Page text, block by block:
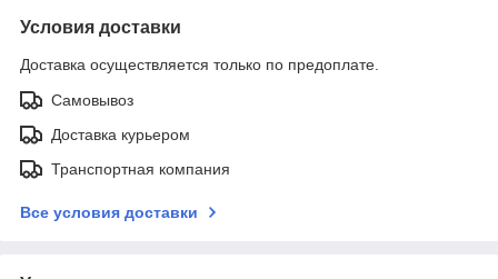
Условия доставки
Доставка осуществляется только по предоплате.
Самовывоз
Доставка курьером
Транспортная компания
Все условия доставки